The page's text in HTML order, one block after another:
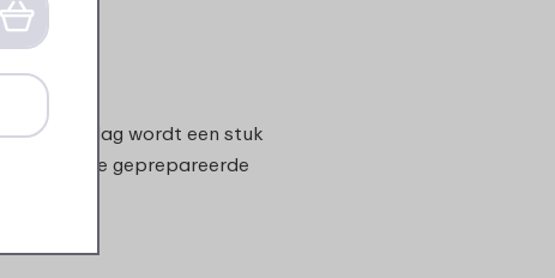
drukke dag wordt een stuk
om je geprepareerde